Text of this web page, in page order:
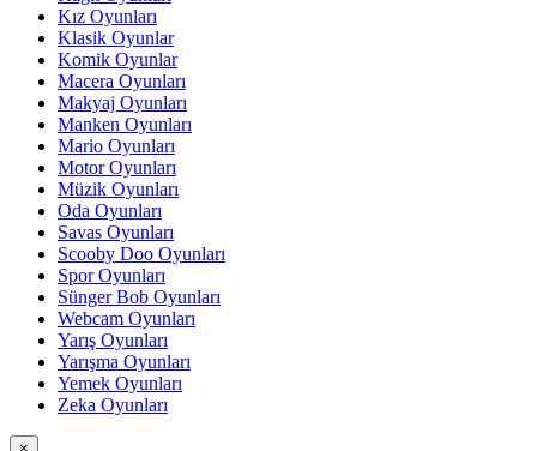
Kız Oyunları
Klasik Oyunlar
Komik Oyunlar
Macera Oyunları
Makyaj Oyunları
Manken Oyunları
Mario Oyunları
Motor Oyunları
Müzik Oyunları
Oda Oyunları
Savas Oyunları
Scooby Doo Oyunları
Spor Oyunları
Sünger Bob Oyunları
Webcam Oyunları
Yarış Oyunları
Yarışma Oyunları
Yemek Oyunları
Zeka Oyunları